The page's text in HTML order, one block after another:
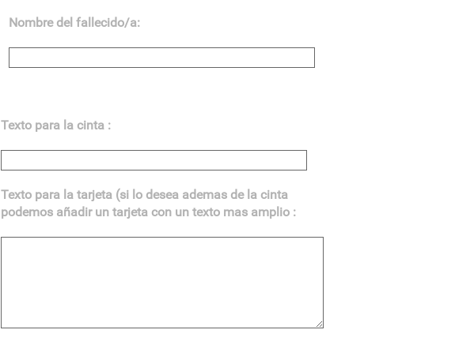
Nombre del fallecido/a:
Texto para la cinta :
Texto para la tarjeta (si lo desea ademas de la cinta
podemos añadir un tarjeta con un texto mas amplio :